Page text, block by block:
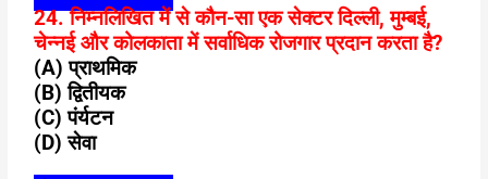
24. निम्नलिखित में से कौन-सा एक सेक्टर दिल्ली, मुम्बई,
चेन्नई और कोलकाता में सर्वाधिक रोजगार प्रदान करता है?
(A) प्राथमिक
(B) द्वितीयक
(C) पंर्यटन
(D) सेवा